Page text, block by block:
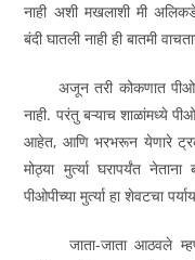
नाही अशी मखलाशी मी
बंदी घातली नाही ही बातमी
अजून तरी कोकणात
नाही. परंतु बऱ्याच शाळांमध्ये
आहेत, आणि भरभरून येणारे
मोठ्या मुर्त्या घरापर्यंत
पीओपीच्या मुर्त्या हा शेवटचा
जाता-जाता आठवले म्हणून